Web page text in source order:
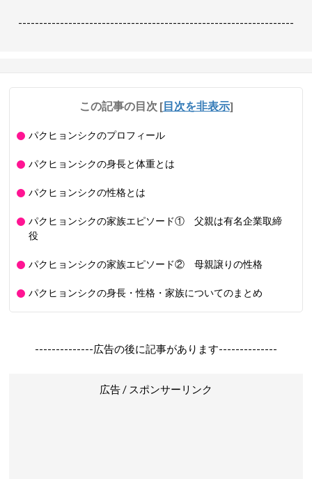
------------------------------------------------------------------
この記事の目次 [目次を非表示]
パクヒョンシクのプロフィール
パクヒョンシクの身長と体重とは
パクヒョンシクの性格とは
パクヒョンシクの家族エピソード① 父親は有名企業取締
役
パクヒョンシクの家族エピソード② 母親譲りの性格
パクヒョンシクの身長・性格・家族についてのまとめ
--------------広告の後に記事があります--------------
広告 / スポンサーリンク